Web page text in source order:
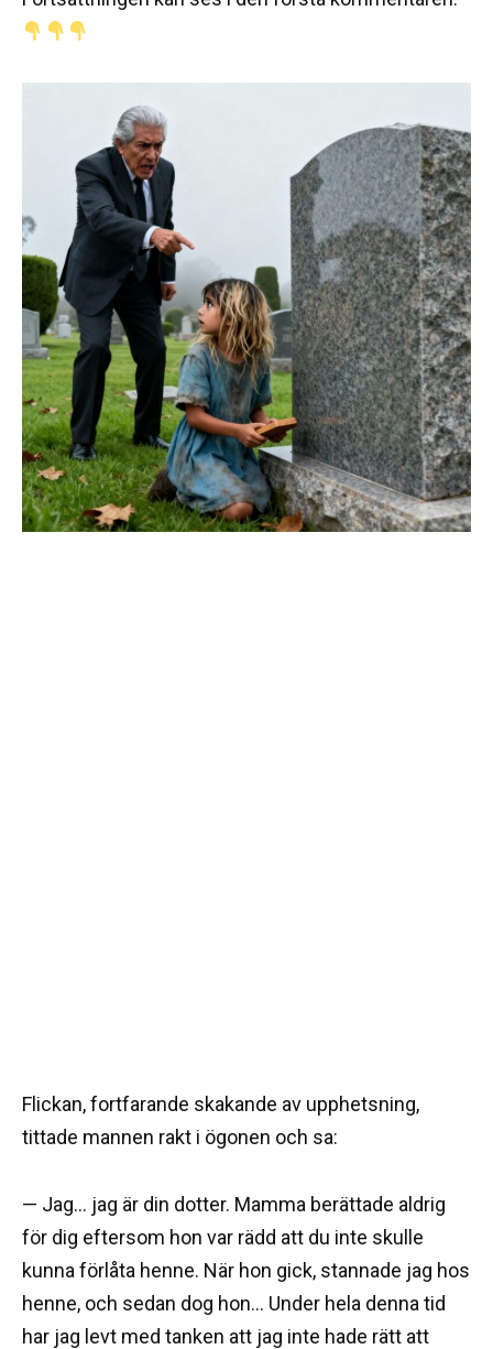
Flickan, fortfarande skakande av upphetsning,
tittade mannen rakt i ögonen och sa:
— Jag… jag är din dotter. Mamma berättade aldrig
för dig eftersom hon var rädd att du inte skulle
kunna förlåta henne. När hon gick, stannade jag hos
henne, och sedan dog hon… Under hela denna tid
har jag levt med tanken att jag inte hade rätt att